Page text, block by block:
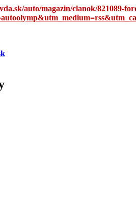
auto/magazin/clanok/821089-